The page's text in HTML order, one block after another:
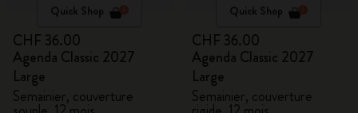
Quick Shop
CHF 36.00
Agenda Classic 2027
Large
Semainier, couverture
Quick Shop
CHF 36.00
Agenda Classic 2027
Large
Semainier, couverture